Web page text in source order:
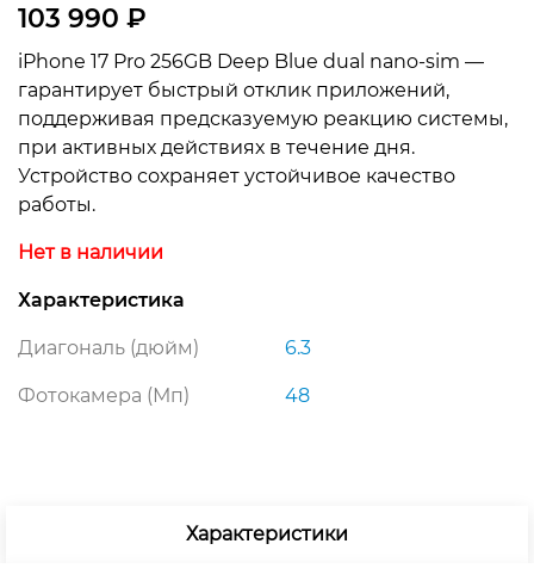
103 990 ₽
iPhone 17 Pro 256GB Deep Blue dual nano-sim —
гарантирует быстрый отклик приложений,
поддерживая предсказуемую реакцию системы,
при активных действиях в течение дня.
Устройство сохраняет устойчивое качество
работы.
Нет в наличии
Характеристика
Диагональ (дюйм) 6.3
Фотокамера (Мп) 48
Характеристики